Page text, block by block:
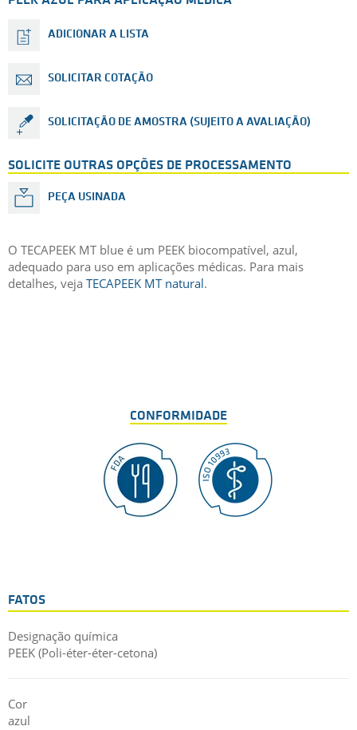
ADICIONAR A LISTA
SOLICITAR COTAÇÃO
SOLICITAÇÃO DE AMOSTRA (SUJEITO A AVALIAÇÃO)
SOLICITE OUTRAS OPÇÕES DE PROCESSAMENTO
PEÇA USINADA
O TECAPEEK MT blue é um PEEK biocompatível, azul,
adequado para uso em aplicações médicas. Para mais
detalhes, veja TECAPEEK MT natural.
CONFORMIDADE
FATOS
Designação química
PEEK (Poli-éter-éter-cetona)
Cor
azul